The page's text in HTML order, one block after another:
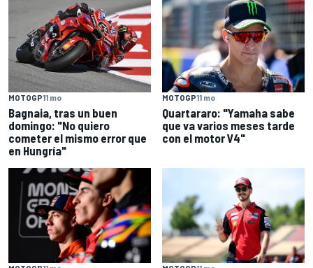
MOTOGP11 mo
Bagnaia, tras un buen
domingo: "No quiero
cometer el mismo error que
en Hungría"
MOTOGP11 mo
Quartararo: "Yamaha sabe
que va varios meses tarde
con el motor V4"